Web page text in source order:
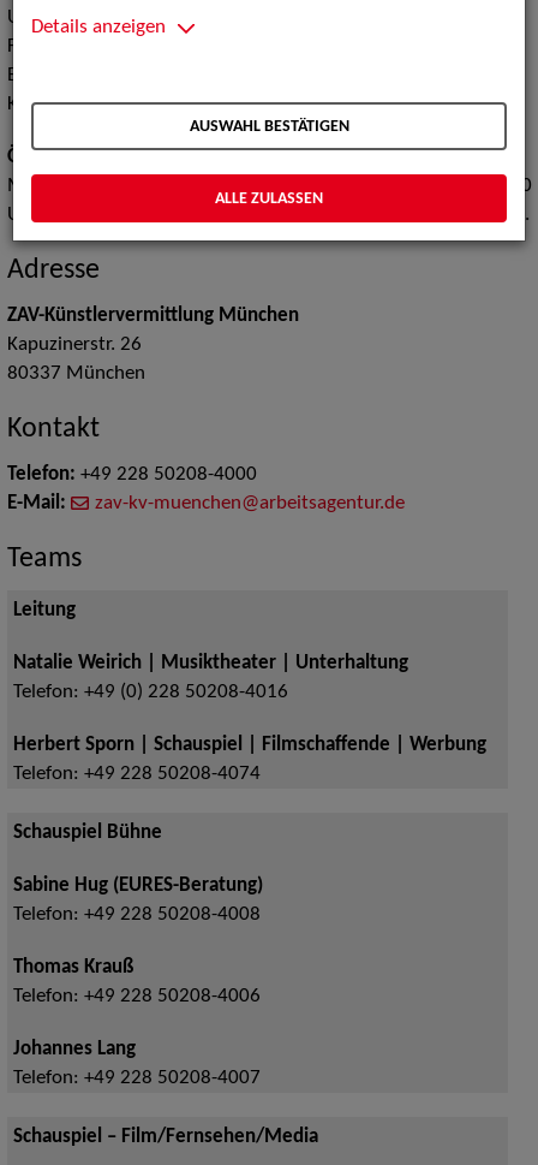
Unsere Agentur in München ist regional zuständig für den
Freistaat Bayern.
Einzelne Sparten arbeiten überregional und im internationalen
Kontext.
Öffnungszeiten:
Montag bis Donnerstag 08:00 Uhr bis 16:30 Uhr, Freitag 08:00
Uhr bis 14:30 Uhr und nach telefonischer Terminvereinbarung.
Adresse
ZAV-Künstlervermittlung München
Kapuzinerstr. 26
80337 München
Kontakt
Telefon: +49 228 50208-4000
E-Mail:
zav-kv-muenchen@arbeitsagentur.de
Teams
Leitung
Natalie Weirich | Musiktheater | Unterhaltung
Telefon: +49 (0) 228 50208-4016
Herbert Sporn | Schauspiel | Filmschaffende | Werbung
Telefon: +49 228 50208-4074
Schauspiel Bühne
Sabine Hug (EURES-Beratung)
Telefon: +49 228 50208-4008
Thomas Krauß
Telefon: +49 228 50208-4006
Johannes Lang
Telefon: +49 228 50208-4007
Schauspiel – Film/Fernsehen/Media
Details anzeigen
AUSWAHL BESTÄTIGEN
ALLE ZULASSEN